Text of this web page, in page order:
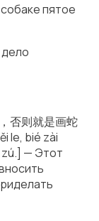
пятое
否则就是画蛇
le, bié zài
zú.] — Этот